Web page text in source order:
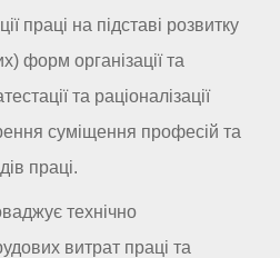
праці на підставі розвитку
форм організації та
та раціоналізації
суміщення професій та
праці.
технічно
витрат праці та